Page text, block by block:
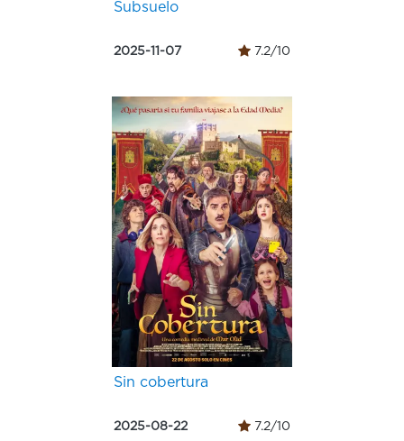
Subsuelo
2025-11-07 7.2/10
Sin cobertura
2025-08-22 7.2/10